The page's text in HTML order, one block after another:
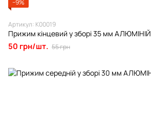
−9%
Артикул: К00019
Прижим кінцевий у зборі 35 мм АЛЮМІНІЙ
50 грн/шт. 55 грн